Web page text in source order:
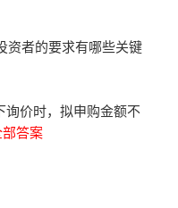
资者的要求有哪些关键
询价时，拟申购金额不
答案